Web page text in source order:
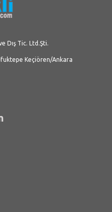
Dış Tic. Ltd.Şti.
Keçiören/Ankara